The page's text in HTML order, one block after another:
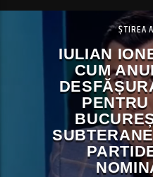
ȘTIREA
IULIAN
CUM